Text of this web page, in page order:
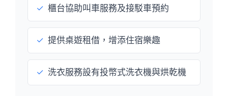
✓ 櫃台協助叫車服務及接駁車預約
✓ 提供桌遊租借，增添住宿樂趣
✓ 洗衣服務設有投幣式洗衣機與烘乾機